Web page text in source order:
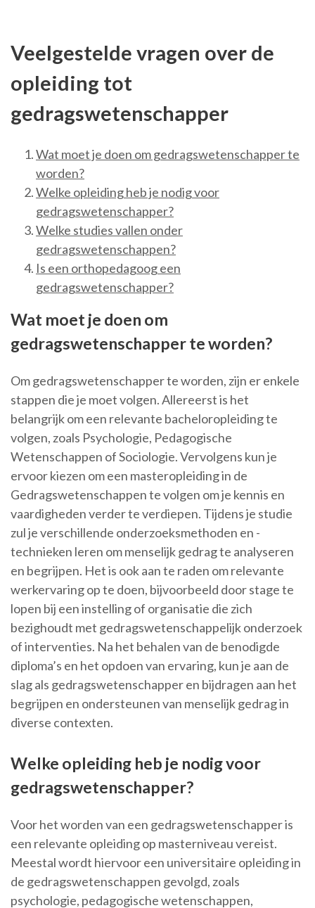
Veelgestelde vragen over de
opleiding tot
gedragswetenschapper
Wat moet je doen om gedragswetenschapper te
worden?
Welke opleiding heb je nodig voor
gedragswetenschapper?
Welke studies vallen onder
gedragswetenschappen?
Is een orthopedagoog een
gedragswetenschapper?
Wat moet je doen om
gedragswetenschapper te worden?
Om gedragswetenschapper te worden, zijn er enkele
stappen die je moet volgen. Allereerst is het
belangrijk om een relevante bacheloropleiding te
volgen, zoals Psychologie, Pedagogische
Wetenschappen of Sociologie. Vervolgens kun je
ervoor kiezen om een masteropleiding in de
Gedragswetenschappen te volgen om je kennis en
vaardigheden verder te verdiepen. Tijdens je studie
zul je verschillende onderzoeksmethoden en -
technieken leren om menselijk gedrag te analyseren
en begrijpen. Het is ook aan te raden om relevante
werkervaring op te doen, bijvoorbeeld door stage te
lopen bij een instelling of organisatie die zich
bezighoudt met gedragswetenschappelijk onderzoek
of interventies. Na het behalen van de benodigde
diploma’s en het opdoen van ervaring, kun je aan de
slag als gedragswetenschapper en bijdragen aan het
begrijpen en ondersteunen van menselijk gedrag in
diverse contexten.
Welke opleiding heb je nodig voor
gedragswetenschapper?
Voor het worden van een gedragswetenschapper is
een relevante opleiding op masterniveau vereist.
Meestal wordt hiervoor een universitaire opleiding in
de gedragswetenschappen gevolgd, zoals
psychologie, pedagogische wetenschappen,